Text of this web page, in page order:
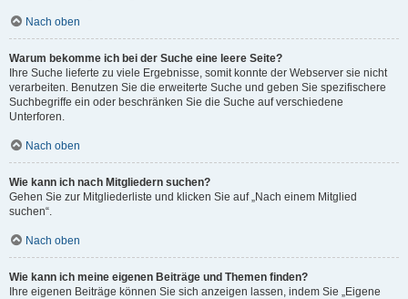
Nach oben
Warum bekomme ich bei der Suche eine leere Seite?
Ihre Suche lieferte zu viele Ergebnisse, somit konnte der Webserver sie nicht
verarbeiten. Benutzen Sie die erweiterte Suche und geben Sie spezifischere
Suchbegriffe ein oder beschränken Sie die Suche auf verschiedene
Unterforen.
Nach oben
Wie kann ich nach Mitgliedern suchen?
Gehen Sie zur Mitgliederliste und klicken Sie auf „Nach einem Mitglied
suchen“.
Nach oben
Wie kann ich meine eigenen Beiträge und Themen finden?
Ihre eigenen Beiträge können Sie sich anzeigen lassen, indem Sie „Eigene